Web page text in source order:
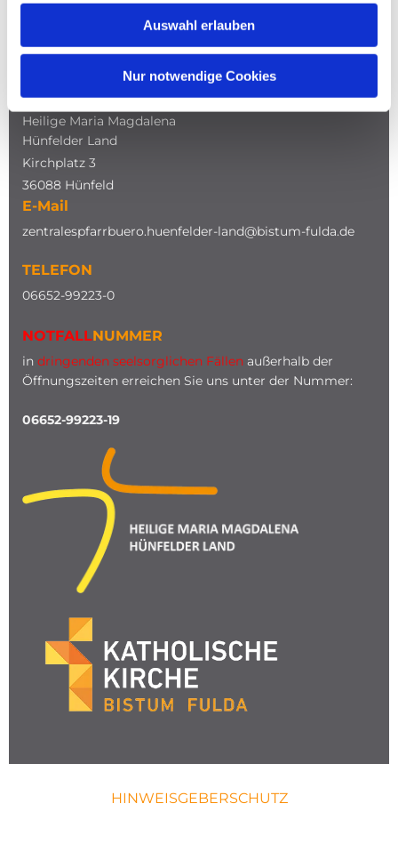
Auswahl erlauben
Nur notwendige Cookies
NAVIGATION
Katholische Kirche
Heilige Maria Magdalena
Hünfelder Land
Kirchplatz 3
36088 Hünfeld
E-Mail
zentralespfarrbuero.huenfelder-land@bistum-fulda.de
TELEFON
06652-99223-0
NOTFALLNUMMER
in dringenden seelsorglichen Fällen außerhalb der
Öffnungszeiten erreichen Sie uns unter der Nummer:
06652-99223-19
HINWEISGEBERSCHUTZ